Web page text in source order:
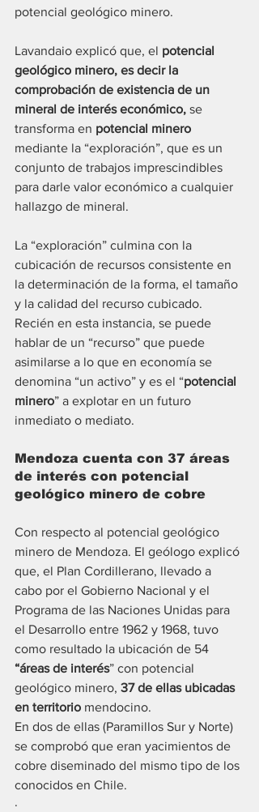
potencial geológico minero.
Lavandaio explicó que, el potencial
geológico minero, es decir la
comprobación de existencia de un
mineral de interés económico, se
transforma en potencial minero
mediante la “exploración”, que es un
conjunto de trabajos imprescindibles
para darle valor económico a cualquier
hallazgo de mineral.
La “exploración” culmina con la
cubicación de recursos consistente en
la determinación de la forma, el tamaño
y la calidad del recurso cubicado.
Recién en esta instancia, se puede
hablar de un “recurso” que puede
asimilarse a lo que en economía se
denomina “un activo” y es el “potencial
minero” a explotar en un futuro
inmediato o mediato.
Mendoza cuenta con 37 áreas
de interés con potencial
geológico minero de cobre
Con respecto al potencial geológico
minero de Mendoza. El geólogo explicó
que, el Plan Cordillerano, llevado a
cabo por el Gobierno Nacional y el
Programa de las Naciones Unidas para
el Desarrollo entre 1962 y 1968, tuvo
como resultado la ubicación de 54
“áreas de interés” con potencial
geológico minero, 37 de ellas ubicadas
en territorio mendocino.
En dos de ellas (Paramillos Sur y Norte)
se comprobó que eran yacimientos de
cobre diseminado del mismo tipo de los
conocidos en Chile.
·